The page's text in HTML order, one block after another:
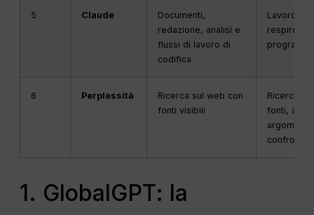
5 Claude
Documenti,
redazione, analisi e
flussi di lavoro di
codifica
Lavoro
respiro,
6 Perplessità
Ricerca sul web con
fonti visibili
Ricerca,
fonti,
argomenti
confronti
1. GlobalGPT: la